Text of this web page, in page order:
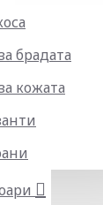
брадата
кожата